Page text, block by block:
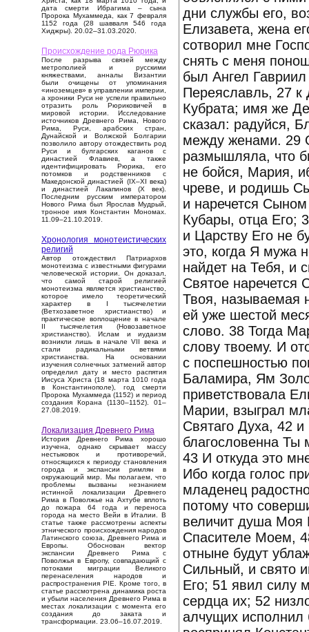
дата смерти Ибрагима – сына
Пророка Мухаммеда, как 7 февраля
1152 года (28 шавваля 546 года
Хиджры). 20.02–31.03.2020.
Происхождение рода Рюрика
После разрыва связей между
метрополией и русскими
княжествами, анналы Византии
были очищены от упоминания
«иноземцев» в управлении империи,
а хроники Руси не успели правильно
отразить роль Рюриковичей в
мировой истории. Исследование
источников Древнего Рима, Нового
Рима, Руси, арабских стран,
Дунайской и Волжской Болгарии
позволило автору отождествить род
Руси и булгарских каганов с
династией Флавиев, а также
идентифицировать Рюрика, его
потомков и родственников с
Македонской династией (IX–XI века)
и династией Лакапинов (X век).
Последним русским императором
Нового Рима был Ярослав Мудрый,
тронное имя Константин Мономах.
11.09–21.10.2019.
Хронология монотеистических
религий
Автор отождествил Патриархов
монотеизма с известными фигурами
человеческой истории. Он доказал,
что самой старой религией
монотеизма является христианство,
которое имело теоретический
характер в I тысячелетии
(Ветхозаветное христианство) и
практическое воплощение в начале
II тысячелетия (Новозаветное
христианство). Ислам и иудаизм
возникли лишь в начале VII века и
стали радикальными ветвями
христианства. На основании
изучения солнечных затмений автор
определил дату и место распятия
Иисуса Христа (18 марта 1010 года
в Константинополе), год смерти
Пророка Мухаммеда (1152) и период
создания Корана (1130–1152). 01–
27.08.2019.
Локализация Древнего Рима
История Древнего Рима хорошо
изучена, однако скрывает массу
нестыковок и противоречий,
относящихся к периоду становления
города и экспансии римлян в
окружающий мир. Мы полагаем, что
проблемы вызваны незнанием
истинной локализации Древнего
Рима в Поволжье на Ахтубе вплоть
до пожара 64 года и переноса
города на место Вейи в Италии. В
статье также рассмотрены аспекты
этнического происхождения народов
Латинского союза, Древнего Рима и
Европы. Обоснован вектор
экспансии Древнего Рима с
Поволжья в Европу, совпадающий с
потоками миграции Великого
перенаселения народов и
распространения PIE. Кроме того, в
статье рассмотрена динамика роста
и убыли населения Древнего Рима в
местах локализации с момента его
создания до заката и
трансформации. 23.06–16.07.2019.
дни службы его,
Елизавета, жена
сотворил мне
снять с меня
был Ангел
Переяславль, 27
Кубрата; имя же
сказал: радуйся,
между женами. 29
размышляла, что
не бойся, Мария,
чреве, и родишь
и наречется
Кубары, отца Его;
и Царству Его не
это, когда Я мужа
найдет на Тебя, и
Святое наречется
Твоя, называемая
ей уже шестой
слово. 38 Тогда
слову твоему. И
с поспешностью
Баламира, Ям
приветствовала
Марии, взыграл
Святаго Духа, 42 и
благословенна Ты
43 И откуда это
Ибо когда голос
младенец
потому что
величит душа Моя
Спасителе Моем,
отныне будут
Сильный, и свято
Его; 51 явил
сердца их; 52
алчущих исполнил